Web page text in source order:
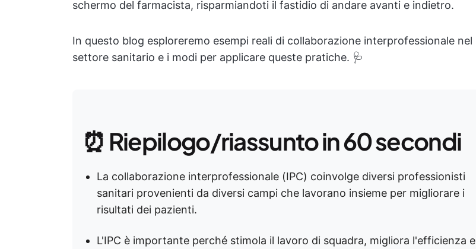
schermo del farmacista, risparmiandoti il fastidio di andare avanti e indietro.
In questo blog esploreremo esempi reali di collaborazione interprofessionale nel
settore sanitario e i modi per applicare queste pratiche. 🩺
⏰ Riepilogo/riassunto in 60 secondi
La collaborazione interprofessionale (IPC) coinvolge diversi professionisti
sanitari provenienti da diversi campi che lavorano insieme per migliorare i
risultati dei pazienti.
L'IPC è importante perché stimola il lavoro di squadra, migliora l'efficienza e